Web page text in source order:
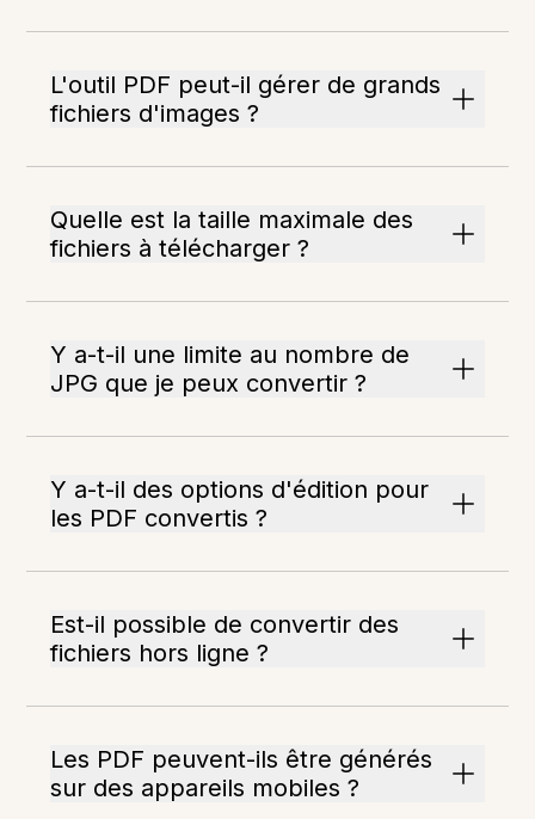
L'outil PDF peut-il gérer de grands
fichiers d'images ?
Quelle est la taille maximale des
fichiers à télécharger ?
Y a-t-il une limite au nombre de
JPG que je peux convertir ?
Y a-t-il des options d'édition pour
les PDF convertis ?
Est-il possible de convertir des
fichiers hors ligne ?
Les PDF peuvent-ils être générés
sur des appareils mobiles ?